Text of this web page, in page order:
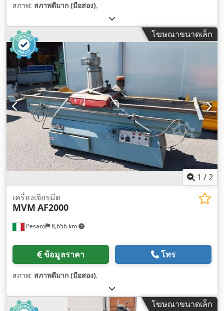
สภาพ: สภาพดีมาก (มือสอง),
โฆษณาขนาดเล็ก
1 /2
Pesaro 8,656 km
เครื่องเจียรมีด
MVM AF2000
ข้อมูลราคา โทร
สภาพ: สภาพดีมาก (มือสอง),
โฆษณาขนาดเล็ก